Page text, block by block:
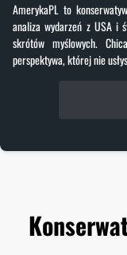
AmerykaPL to
analiza wydarzeń z USA i
skrótów myślowych.
perspektywa, której nie